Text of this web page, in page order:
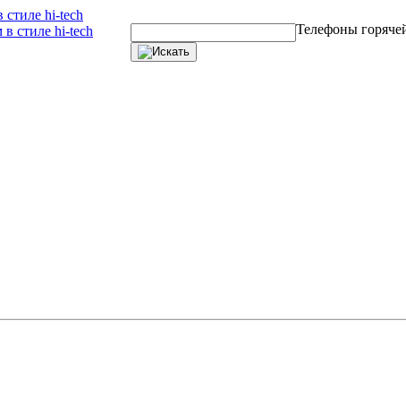
Телефоны
hi-tech
стиле hi-tech